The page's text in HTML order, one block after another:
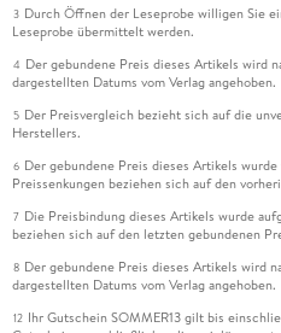
3 Durch Öffnen der Leseprobe willigen Sie
Leseprobe übermittelt werden.
4 Der gebundene Preis dieses Artikels wird
dargestellten Datums vom Verlag angehoben.
5 Der Preisvergleich bezieht sich auf die
Herstellers.
6 Der gebundene Preis dieses Artikels
Preissenkungen beziehen sich auf den
7 Die Preisbindung dieses Artikels wurde
beziehen sich auf den letzten gebundenen
8 Der gebundene Preis dieses Artikels wird
dargestellten Datums vom Verlag angehoben.
12 Ihr Gutschein SOMMER13 gilt bis